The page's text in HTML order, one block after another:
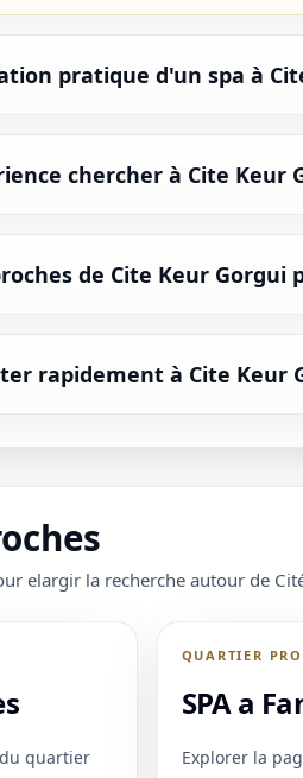
pratique d'un spa à
chercher à Cite Keur
de Cite Keur Gorgui
rapidement à Cite Keur
elargir la recherche autour de
quartier
QUARTIER
SPA a
Explorer la